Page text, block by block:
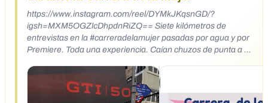
https://www.instagram.com/reel/DYMkJKqsnGD/?
igsh=MXM5OGZlcDhpdnRiZQ== Siete kilómetros de
entrevistas en la #carreradelamujer pasadas por agua y por
Premiere. Toda una experiencia. Caían chuzos de punta a la
que lo empujéis lejos para que haga caer a muchas más. Es
incómodo aguar la fiesta (más en un contexto de mujeres
apoyando una enfermedad) pero también es electrizante